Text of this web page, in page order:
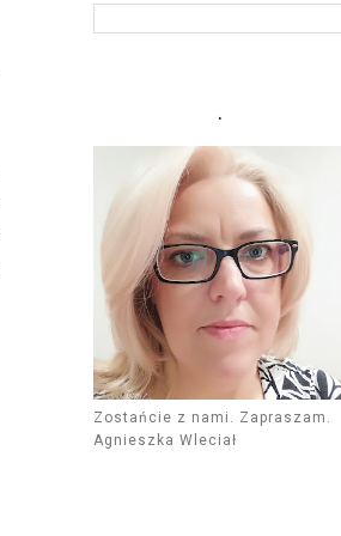
.
Zostańcie z nami. Zapraszam.
Agnieszka Wleciał